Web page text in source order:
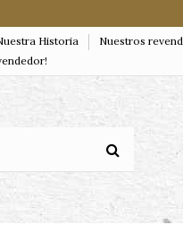
Historia Nuestros